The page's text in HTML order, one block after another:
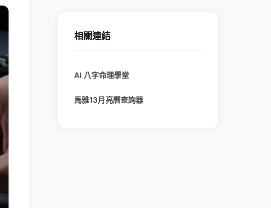
相關連結
AI 八字命理學堂
馬雅13月亮曆查詢器